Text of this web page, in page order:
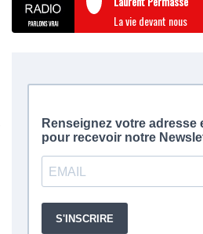
La vie devant nous